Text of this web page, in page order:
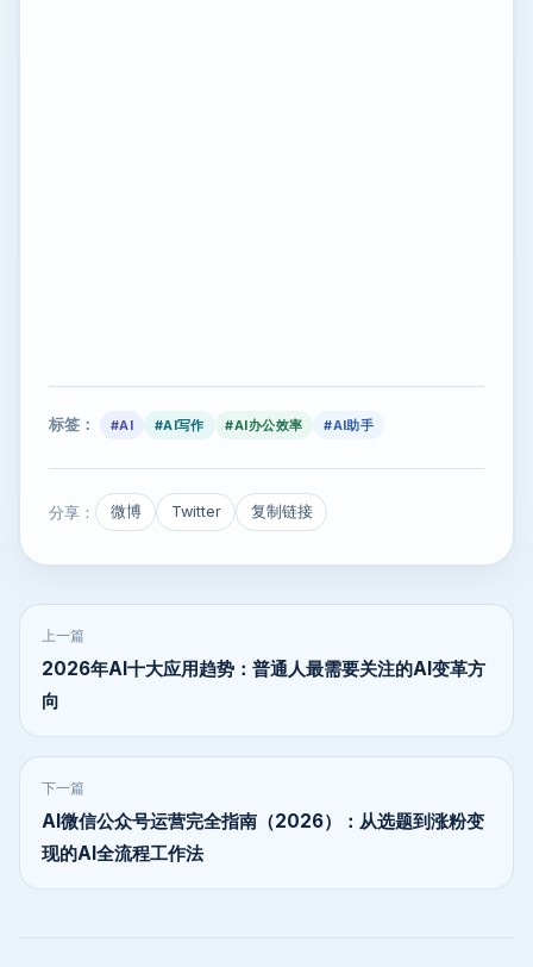
标签： #AI #AI写作 #AI办公效率 #AI助手
分享： 微博 Twitter 复制链接
上一篇
2026年AI十大应用趋势：普通人最需要关注的AI变革方
向
下一篇
AI微信公众号运营完全指南（2026）：从选题到涨粉变
现的AI全流程工作法